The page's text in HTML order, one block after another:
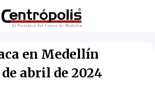
en Medellín
abril de 2024